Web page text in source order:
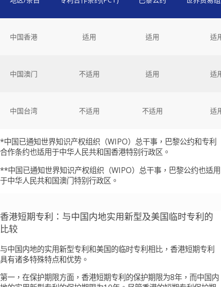
中国香港 适用 适用 适
中国澳门 不适用 适用 适
中国台湾 不适用 不适用 适
*中国已通知世界知识产权组织（WIPO）总干事，巴黎公约和专利
合作条约也适用于中华人民共和国香港特别行政区。
**中国已通知世界知识产权组织（WIPO）总干事，巴黎公约也适用
于中华人民共和国澳门特别行政区。
香港短期专利：与中国内地实用新型及美国临时专利的
比较
与中国内地的实用新型专利和美国的临时专利相比，香港短期专利
具有诸多特殊特点和优势。
第一，在保护期限方面，香港短期专利的保护期限为8年，而中国内